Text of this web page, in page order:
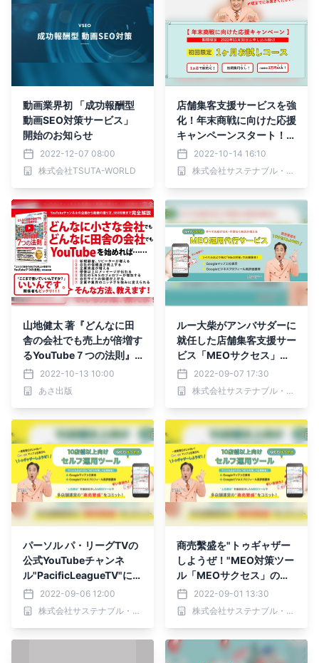
動画業界初 「成功報酬型
動画SEO対策サービス」
開始のお知らせ
2022-12-07 08:00
株式会社TSUTA-WORLD
店舗集客支援サービスを強
化！年末商戦に向けた応援
キャンペーンスタート！
【まずは1ヶ月！MEO効果
を“リスクなし・お得に”ト
ライ！】
2022-10-14 16:10
株式会社サステナブル・プランニング
山地健太 著『どんなに田
舎の会社でも売上が倍増す
るYouTube７つの法則』2
022年10月14日刊行
2022-10-13 10:00
あさ出版
ルー大柴がアンバサダーに
就任した店舗集客支援サー
ビス「MEOサクセス」
に"お試しコース"登場!
2022-09-07 17:30
株式会社サステナブル・プランニング
パーソル パ・リーグTVの
公式YouTubeチャンネ
ル"PacificLeagueTV"にM
EOサクセス コラボレーシ
ョン動画が公開されまし
た！
2022-09-06 12:00
株式会社サステナブル・プランニング
商売繫盛を"トゥギャザー
しようぜ！"MEO対策ツー
ル「MEOサクセス」のア
ンバサダーにルー大柴さん
が就任
2022-09-01 13:30
株式会社サステナブル・プランニング